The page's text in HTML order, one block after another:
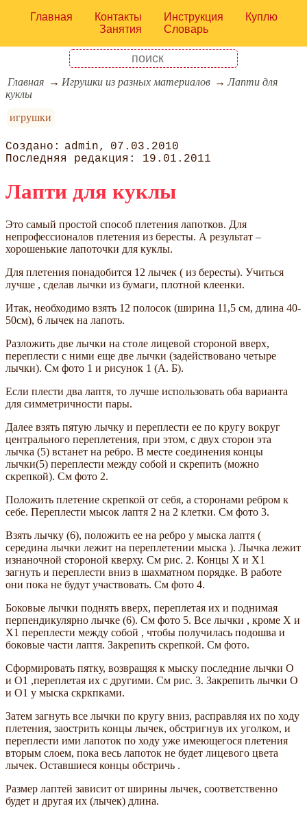
Главная Контакты Инструкция
Куплю
Занятия
Словарь
Главная Игрушки из разных материалов
Лапти для
куклы
игрушки
admin
07.03.2010
19.01.2011
Лапти для куклы
Это самый простой способ плетения лапотков. Для
непрофессионалов плетения из бересты. А результат –
хорошенькие лапоточки для куклы.
Для плетения понадобится 12 лычек ( из бересты). Учиться
лучше , сделав лычки из бумаги, плотной клеенки.
Итак, необходимо взять 12 полосок (ширина 11,5 см, длина 40-
50см), 6 лычек на лапоть.
Разложить две лычки на столе лицевой стороной вверх,
переплести с ними еще две лычки (задействовано четыре
лычки). См фото 1 и рисунок 1 (А. Б).
Если плести два лаптя, то лучше использовать оба варианта
для симметричности пары.
Далее взять пятую лычку и переплести ее по кругу вокруг
центрального переплетения, при этом, с двух сторон эта
лычка (5) встанет на ребро. В месте соединения концы
лычки(5) переплести между собой и скрепить (можно
скрепкой). См фото 2.
Положить плетение скрепкой от себя, а сторонами ребром к
себе. Переплести мысок лаптя 2 на 2 клетки. См фото 3.
Взять лычку (6), положить ее на ребро у мыска лаптя (
середина лычки лежит на переплетении мыска ). Лычка лежит
изнаночной стороной кверху. См рис. 2. Концы Х и Х1
загнуть и переплести вниз в шахматном порядке. В работе
они пока не будут участвовать. См фото 4.
Боковые лычки поднять вверх, переплетая их и поднимая
перпендикулярно лычке (6). См фото 5. Все лычки , кроме Х и
Х1 переплести между собой , чтобы получилась подошва и
боковые части лаптя. Закрепить скрепкой. См фото.
Сформировать пятку, возвращяя к мыску последние лычки О
и О1 ,переплетая их с другими. См рис. 3. Закрепить лычки О
и О1 у мыска скркпками.
Затем загнуть все лычки по кругу вниз, расправляя их по ходу
плетения, заострить концы лычек, обстригнув их уголком, и
переплести ими лапоток по ходу уже имеющегося плетения
вторым слоем, пока весь лапоток не будет лицевого цвета
лычек. Оставшиеся концы обстричь .
Размер лаптей зависит от ширины лычек, соответственно
будет и другая их (лычек) длина.